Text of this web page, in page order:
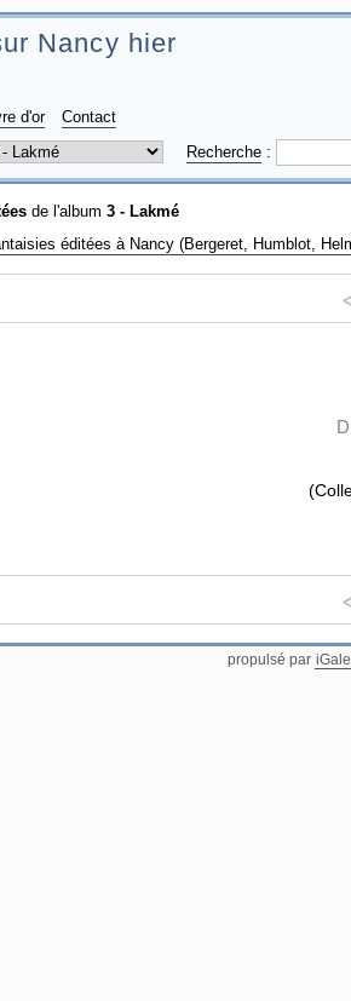
Nancy hier
d'or
Contact
Recherche :
de l'album 3 - Lakmé
éditées à Nancy (Bergeret, Humblot,
propulsé par